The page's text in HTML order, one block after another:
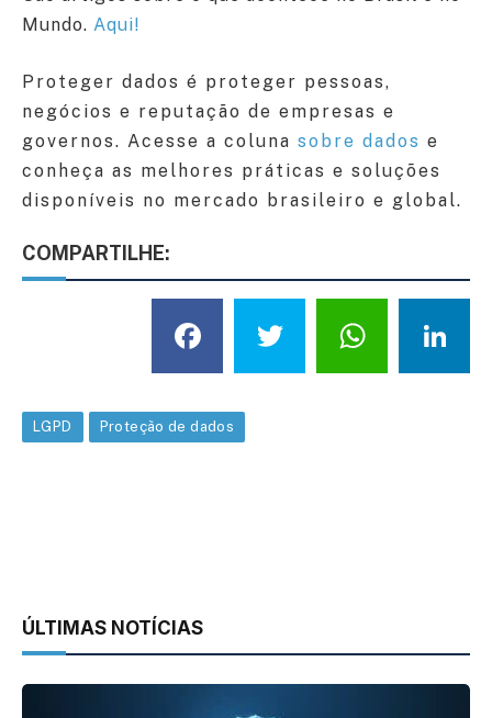
Mundo. Aqui!
Proteger dados é proteger pessoas,
negócios e reputação de empresas e
governos. Acesse a coluna sobre dados e
conheça as melhores práticas e soluções
disponíveis no mercado brasileiro e global.
COMPARTILHE:
Facebook
Twitter
LGPD Proteção de dados
ÚLTIMAS NOTÍCIAS